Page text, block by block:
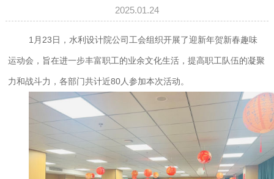
2025.01.24
1月23日，水利设计院公司工会组织开展了迎新年贺新春趣味
运动会，旨在进一步丰富职工的业余文化生活，提高职工队伍的凝聚
力和战斗力，各部门共计近80人参加本次活动。